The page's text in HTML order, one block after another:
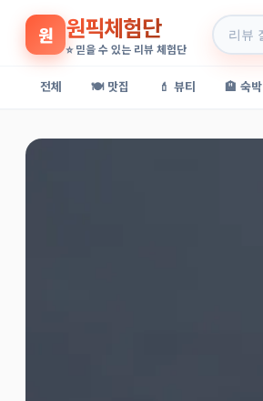
원 원픽체험단
⭐ 믿을 수 있는 리뷰 체험단
전체 🍽️ 맛집 💄 뷰티 🏨 숙박